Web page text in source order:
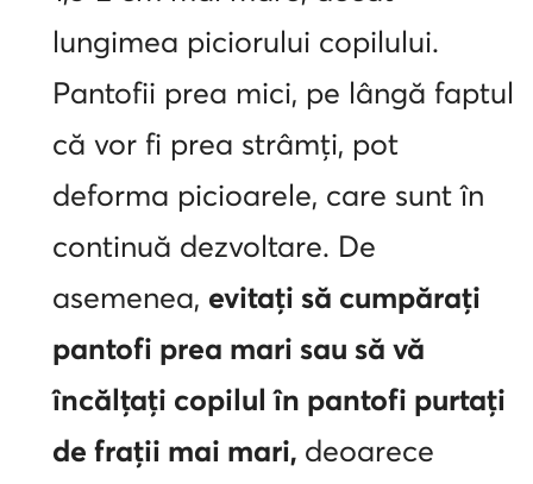
lungimea piciorului copilului.
Pantofii prea mici, pe lângă faptul
că vor fi prea strâmți, pot
deforma picioarele, care sunt în
continuă dezvoltare. De
asemenea, evitați să cumpărați
pantofi prea mari sau să vă
încălțați copilul în pantofi purtați
de frații mai mari, deoarece